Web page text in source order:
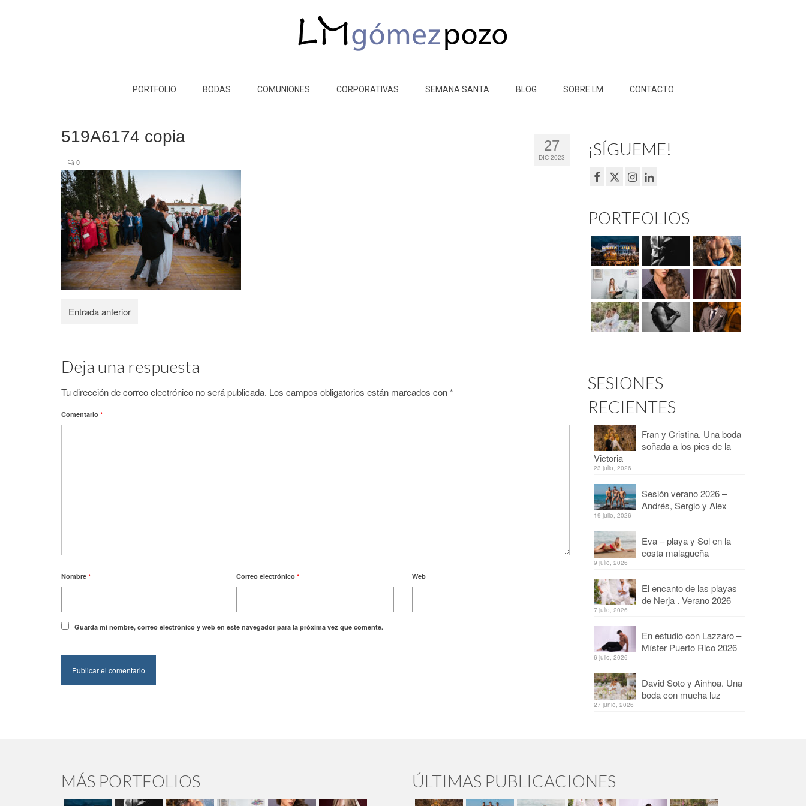
PORTFOLIO BODAS COMUNIONES CORPORATIVAS SEMANA SANTA BLOG SOBRE LM CONTACTO
27
DIC 2023
519A6174 copia
| 0
Entrada anterior
Deja una respuesta
Tu dirección de correo electrónico no será publicada. Los campos obligatorios están marcados con*
Comentario *
Nombre * Correo electrónico* Web
Guarda mi nombre, correo electrónico y web en este navegador para la próxima vez que comente.
¡SÍGUEME!
PORTFOLIOS
SESIONES
RECIENTES
Fran y Cristina. Una boda
soñada a los pies de la
Victoria
23 julio, 2026
Sesión verano 2026 –
Andrés, Sergio y Alex
19 julio, 2026
Eva – playa y Sol en la
costa malagueña
9 julio, 2026
El encanto de las playas
de Nerja . Verano 2026
7 julio, 2026
En estudio con Lazzaro –
Míster Puerto Rico 2026
6 julio, 2026
David Soto y Ainhoa. Una
boda con mucha luz
27 junio, 2026
MÁS PORTFOLIOS ÚLTIMAS PUBLICACIONES